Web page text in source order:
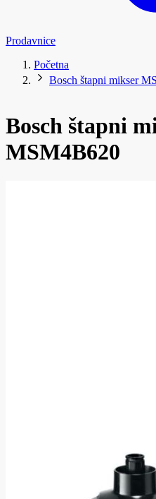
Prodavnice
Početna
Bosch štapni mikser
Bosch štapni
MSM4B620